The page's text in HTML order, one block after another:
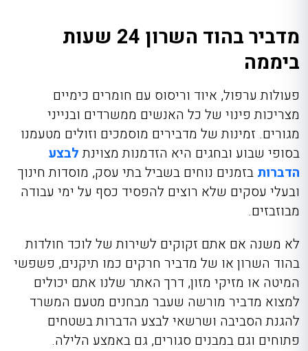
מדביר בהוד השרון 24 שעות
ביממה
פעולות ערפול, איוד וריסוס עם חומרים כימיים
מצריכות פינוי של כל האנשים ממשרדים ובנייני
מגורים. זמינות של מדבירים מוסמכים וזולים מטעמנו
בסופי שבוע ובחגים היא הזדמנות מצוינתלבצע
הדברות בזמנים נוחים בשביל בתי עסק, מוסדות חינוך
ובעלי עסקים שלא רוצים להפסיד כסף על ימי עבודה
מבוזבזים.
לא משנה אם אתם זקוקים לשירות של לוכד חולדות
בהוד השרון או של מדביר חרקים כמו תיקנים, פשפשי
המיטה או מזיקי מזון, דרך האתר שלנו אתם יכולים
למצוא מדביר מורשה שעבר מבחנים מטעם המשרד
להגנת הסביבה ושרשאי לבצע הדברות בשטחים
פתוחים וגם במבנים סגורים, גם באמצע הלילה.